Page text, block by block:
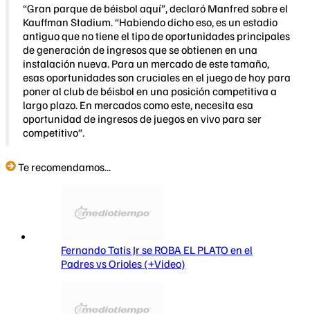
“Gran parque de béisbol aquí”, declaró Manfred sobre el
Kauffman Stadium. “Habiendo dicho eso, es un estadio
antiguo que no tiene el tipo de oportunidades principales
de generación de ingresos que se obtienen en una
instalación nueva. Para un mercado de este tamaño,
esas oportunidades son cruciales en el juego de hoy para
poner al club de béisbol en una posición competitiva a
largo plazo. En mercados como este, necesita esa
oportunidad de ingresos de juegos en vivo para ser
competitivo”.
Te recomendamos...
Fernando Tatis Jr se ROBA EL PLATO en el
Padres vs Orioles (+Video)